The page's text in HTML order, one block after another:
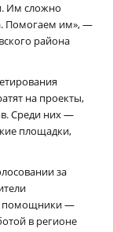
Им сложно
Помогаем им», —
района
на проекты,
Среди них —
площадки,
за
помощники —
в регионе